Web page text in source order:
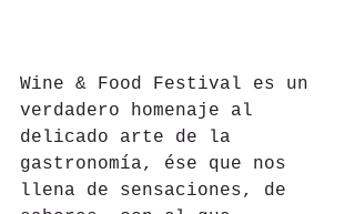
Wine & Food Festival es un
verdadero homenaje al
delicado arte de la
gastronomía, ése que nos
llena de sensaciones, de